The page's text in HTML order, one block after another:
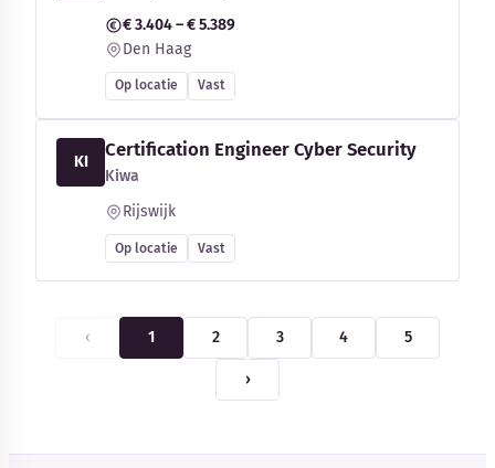
€ 3.404 – € 5.389
Den Haag
Op locatie Vast
KI
Certification Engineer Cyber Security
Kiwa
Rijswijk
Op locatie Vast
‹ 1 2 3 4 5
›